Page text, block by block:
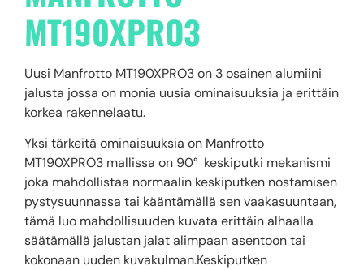
MT190XPRO3
Uusi Manfrotto MT190XPRO3 on 3 osainen alumiini
jalusta jossa on monia uusia ominaisuuksia ja erittäin
korkea rakennelaatu.
Yksi tärkeitä ominaisuuksia on Manfrotto
MT190XPRO3 mallissa on 90° keskiputki mekanismi
joka mahdollistaa normaalin keskiputken nostamisen
pystysuunnassa tai kääntämällä sen vaakasuuntaan,
tämä luo mahdollisuuden kuvata erittäin alhaalla
säätämällä jalustan jalat alimpaan asentoon tai
kokonaan uuden kuvakulman.Keskiputken